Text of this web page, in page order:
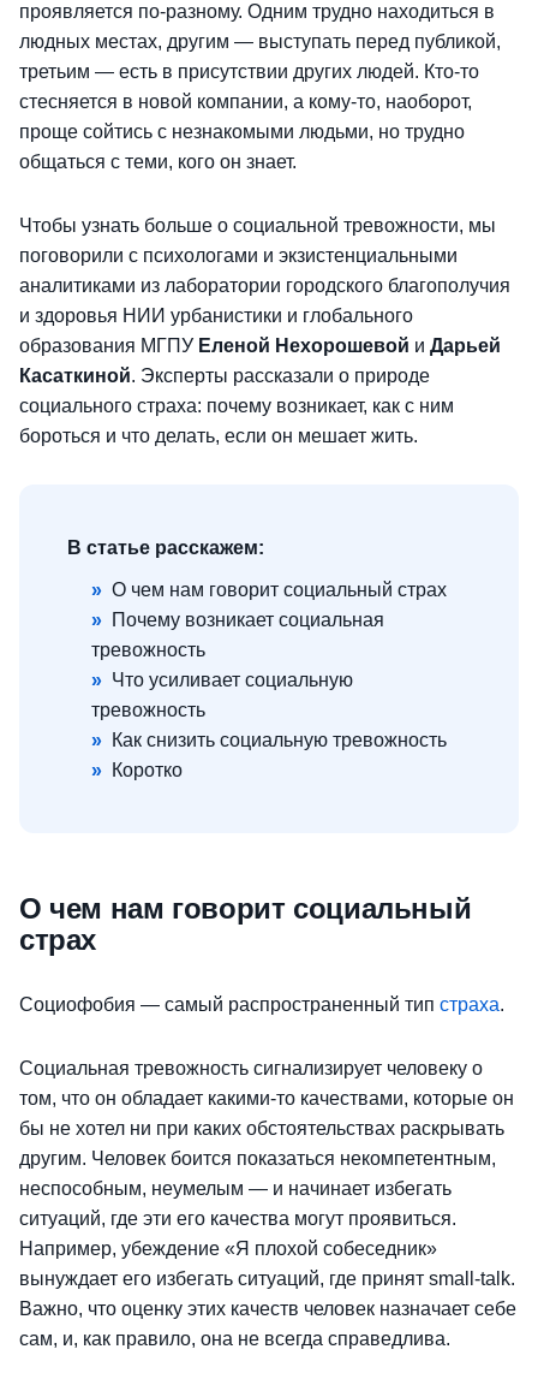
проявляется по-разному. Одним трудно находиться в
людных местах, другим — выступать перед публикой,
третьим — есть в присутствии других людей. Кто-то
стесняется в новой компании, а кому-то, наоборот,
проще сойтись с незнакомыми людьми, но трудно
общаться с теми, кого он знает.
Чтобы узнать больше о социальной тревожности, мы
поговорили с психологами и экзистенциальными
аналитиками из лаборатории городского благополучия
и здоровья НИИ урбанистики и глобального
образования МГПУ Еленой Нехорошевой и Дарьей
Касаткиной. Эксперты рассказали о природе
социального страха: почему возникает, как с ним
бороться и что делать, если он мешает жить.
В статье расскажем:
» О чем нам говорит социальный страх
» Почему возникает социальная
тревожность
» Что усиливает социальную
тревожность
» Как снизить социальную тревожность
» Коротко
О чем нам говорит социальный
страх
Социофобия — самый распространенный тип страха.
Социальная тревожность сигнализирует человеку о
том, что он обладает какими-то качествами, которые он
бы не хотел ни при каких обстоятельствах раскрывать
другим. Человек боится показаться некомпетентным,
неспособным, неумелым — и начинает избегать
ситуаций, где эти его качества могут проявиться.
Например, убеждение «Я плохой собеседник»
вынуждает его избегать ситуаций, где принят small-talk.
Важно, что оценку этих качеств человек назначает себе
сам, и, как правило, она не всегда справедлива.